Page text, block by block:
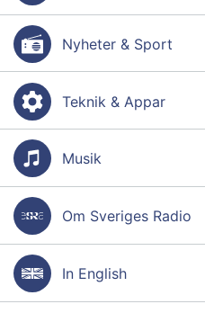
Nyheter & Sport
Teknik & Appar
Musik
Om Sveriges Radio
In English